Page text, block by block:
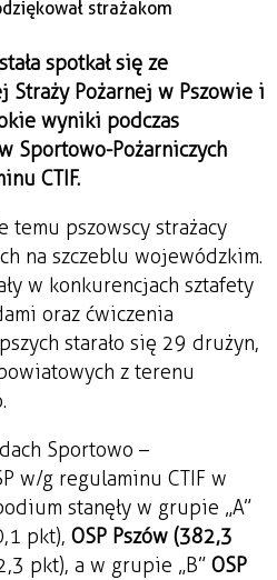
spotkał się ze
Straży Pożarnej w Pszowie i
wyniki podczas
Sportowo-Pożarniczych
CTIF.
temu pszowscy strażacy
na szczeblu wojewódzkim.
w konkurencjach sztafety
oraz ćwiczenia
starało się 29 drużyn,
z terenu
Sportowo –
w/g regulaminu CTIF w
stanęły w grupie „A”
pkt), OSP Pszów (382,3
pkt), a w grupie „B” OSP